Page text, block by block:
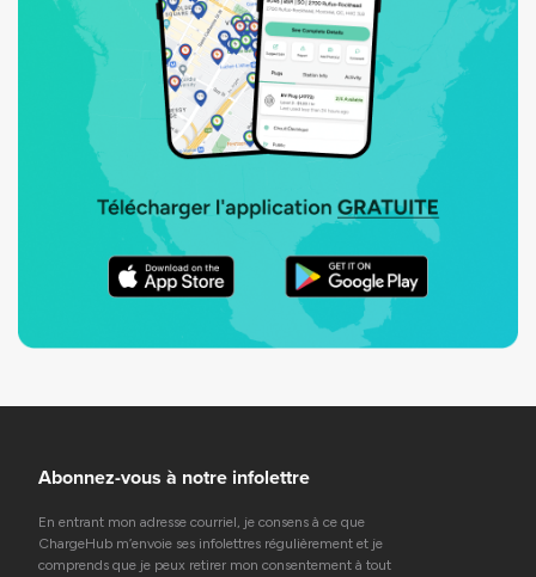
Abonnez-vous à notre infolettre
En entrant mon adresse courriel, je consens à ce que
ChargeHub m’envoie ses infolettres régulièrement et je
comprends que je peux retirer mon consentement à tout